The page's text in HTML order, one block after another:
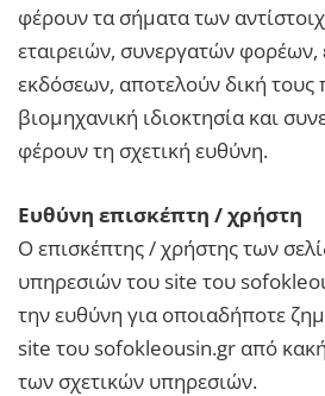
φέρουν τα σήματα των
εταιρειών, συνεργατών
εκδόσεων, αποτελούν δική τους
βιομηχανική ιδιοκτησία και
φέρουν τη σχετική ευθύνη.
Ευθύνη επισκέπτη / χρήστη
Ο επισκέπτης / χρήστης των
υπηρεσιών του site του
την ευθύνη για οποιαδήποτε
site του sofokleousin.gr από
των σχετικών υπηρεσιών.